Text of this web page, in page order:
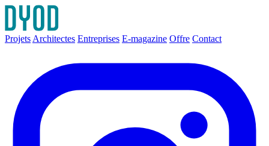
Projets Architectes Entreprises E-magazine Offre Contact